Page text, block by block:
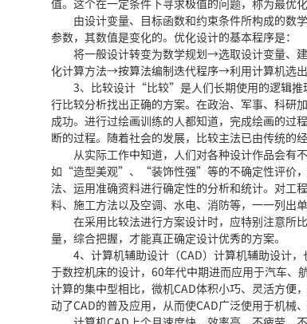
值。这个在一定条件下寻求极值的问题，称为最优
由设计变量、目标函数和约束条件所构成的数学
参数，其数值是变化的。优化设计的基本程序是：
将一般设计转变为数学规划→选取设计变量、
化计算方法→按算法编制迭代程序→利用计算机选
3、比较设计“比较”是人们长期使用的逻辑推理
行比较分析找出正确的方案。在政治、军事、科研
成功。进行过绘画训练的人都知道，完成绘画的过
断的过程。随着社会的发展，比较主法已由传统的
从实际工作中知道，人们对各种设计作品会有不
如“造型美观”、“装饰性强”等的不确定性评价，
法、运用准确资料进行确定性的分析和统计。对工
料、施工方法以及空调、水电、消防等，一一列出
在采用比较法进行方案设计时，应特别注意所比
量，综合把握，才能真正确定设计优秀的方案。
4、计算机辅助设计（CAD）计算机辅助设计，
于数控机床的设计，60年代中期进而应用于汽车、
计算的集中型相比，微机CAD体积小巧、灵活方便
动了CAD的普及应用，从而使CAD广泛使用于机械